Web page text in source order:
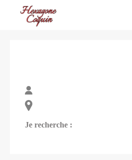
Je recherche :